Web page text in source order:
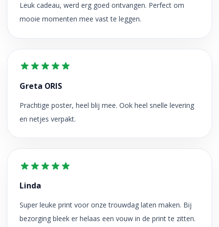
Leuk cadeau, werd erg goed ontvangen. Perfect om
mooie momenten mee vast te leggen.
Greta ORIS
Prachtige poster, heel blij mee. Ook heel snelle levering
en netjes verpakt.
Linda
Super leuke print voor onze trouwdag laten maken. Bij
bezorging bleek er helaas een vouw in de print te zitten.